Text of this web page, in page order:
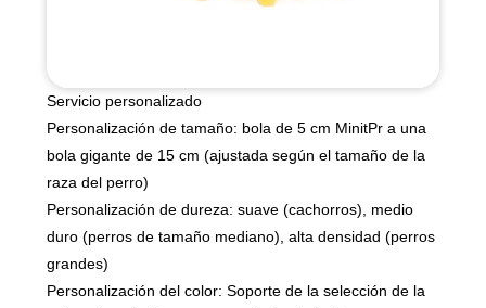
Servicio personalizado
Personalización de tamaño: bola de 5 cm MinitPr a una
bola gigante de 15 cm (ajustada según el tamaño de la
raza del perro)
Personalización de dureza: suave (cachorros), medio
duro (perros de tamaño mediano), alta densidad (perros
grandes)
Personalización del color: Soporte de la selección de la